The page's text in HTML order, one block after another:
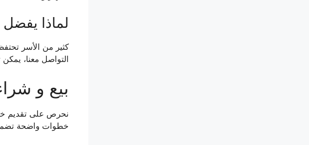
لماذا يفضل
كثير من الأسر
التواصل معنا،
بيع و
نحرص على تقديم
خطوات واضحة تضمن